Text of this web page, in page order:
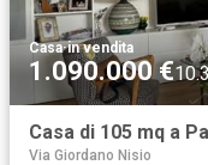
Casa·in vendita
1.090.000 €
Casa di 105 mq a
Via Giordano Nisio